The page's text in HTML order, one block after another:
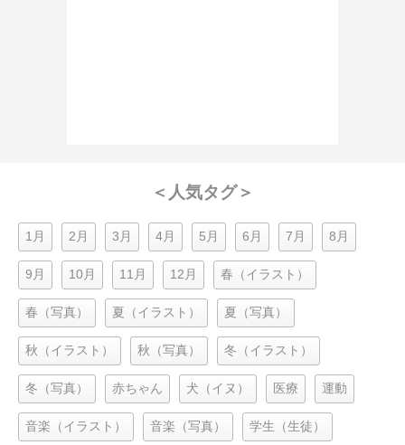
＜人気タグ＞
1月 2月 3月 4月 5月 6月 7月 8月
9月 10月 11月 12月 春（イラスト）
春（写真） 夏（イラスト） 夏（写真）
秋（イラスト） 秋（写真） 冬（イラスト）
冬（写真） 赤ちゃん 犬（イヌ） 医療 運動
音楽（イラスト） 音楽（写真） 学生（生徒）